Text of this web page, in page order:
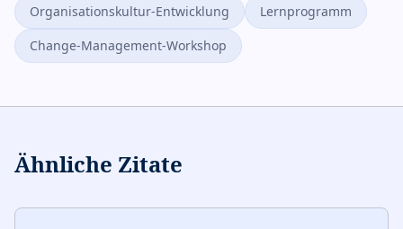
Organisationskultur-Entwicklung
Lernprogramm
Change-Management-Workshop
Ähnliche Zitate